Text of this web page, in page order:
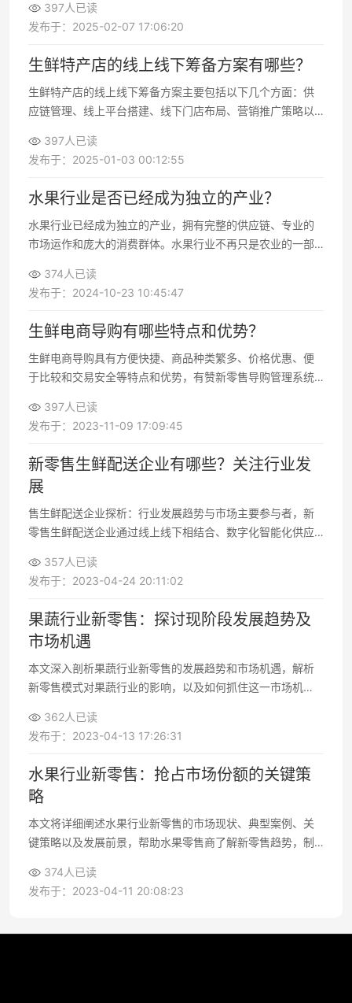
策的难度，同时提升购物体验和满意度。这些试用功能通过
技术手段与用户需求相结合，
397人已读
发布于：2025-02-07 17:06:20
生鲜特产店的线上线下筹备方案有哪些？
生鲜特产店的线上线下筹备方案主要包括以下几个方面：供
应链管理、线上平台搭建、线下门店布局、营销推广策略以
线上线下协同发展，提升整体竞争力。
397人已读
发布于：2025-01-03 00:12:55
水果行业是否已经成为独立的产业？
水果行业已经成为独立的产业，拥有完整的供应链、专业的
市场运作和庞大的消费群体。水果行业不再只是农业的一部
立产业。
374人已读
发布于：2024-10-23 10:45:47
生鲜电商导购有哪些特点和优势？
生鲜电商导购具有方便快捷、商品种类繁多、价格优惠、便
于比较和交易安全等特点和优势，有赞新零售导购管理系统
越来越多消费者的选择
397人已读
发布于：2023-11-09 17:09:45
新零售生鲜配送企业有哪些？关注行业发
展
售生鲜配送企业探析：行业发展趋势与市场主要参与者，新
零售生鲜配送企业通过线上线下相结合、数字化智能化供应
生鲜购物体验
357人已读
发布于：2023-04-24 20:11:02
果蔬行业新零售：探讨现阶段发展趋势及
市场机遇
本文深入剖析果蔬行业新零售的发展趋势和市场机遇，解析
新零售模式对果蔬行业的影响，以及如何抓住这一市场机
362人已读
发布于：2023-04-13 17:26:31
水果行业新零售：抢占市场份额的关键策
略
本文将详细阐述水果行业新零售的市场现状、典型案例、关
键策略以及发展前景，帮助水果零售商了解新零售趋势，制
374人已读
发布于：2023-04-11 20:08:23